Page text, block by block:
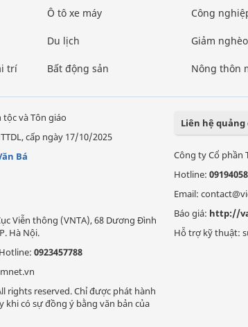
trí
Ô tô xe máy
Du lịch
Bất động sản
Công
Giảm
Nông thôn
tộc và Tôn giáo
cấp ngày 17/10/2025
Bá
Viễn thông (VNTA), 68 Dương Đình
Hà Nội.
0923457788
rights reserved. Chỉ được phát hành
khi có sự đồng ý bằng văn bản của
Liên hệ quảng
Công ty Cổ phần
Hotline:
Email:
Báo giá: http://
Hỗ trợ kỹ thuật: